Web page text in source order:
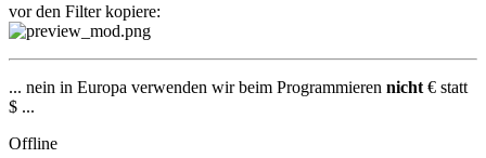
vor den Filter kopiere:
... nein in Europa verwenden wir beim Programmieren nicht € statt
$ ...
Offline